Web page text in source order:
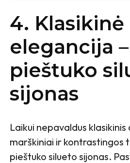
4. Klasikinė
elegancija –
pieštuko
sijonas
Laikui nepavaldus
marškiniai ir kontrastingos
pieštuko silueto sijonas.